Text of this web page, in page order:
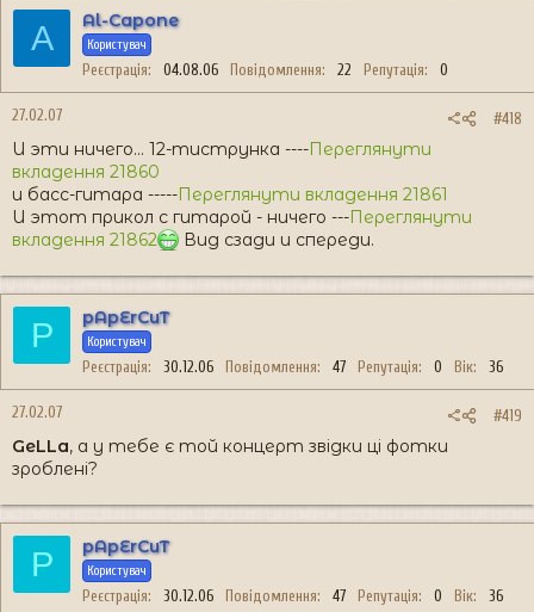
A Al-Capone
Користувач
Реєстрація 04.08.06 Повідомлення 22 Репутація 0
27.02.07 #418
И эти ничего... 12-тиструнка ----Переглянути
вкладення 21860
и басс-гитара -----Переглянути вкладення 21861
И этот прикол с гитарой - ничего ---Переглянути
вкладення 21862
Вид сзади и спереди.
P pApErCuT
Користувач
Реєстрація 30.12.06 Повідомлення 47 Репутація 0 Вік 36
27.02.07 #419
GeLLa, а у тебе є той концерт звідки ці фотки
зроблені?
P pApErCuT
Користувач
Реєстрація 30.12.06 Повідомлення 47 Репутація 0 Вік 36